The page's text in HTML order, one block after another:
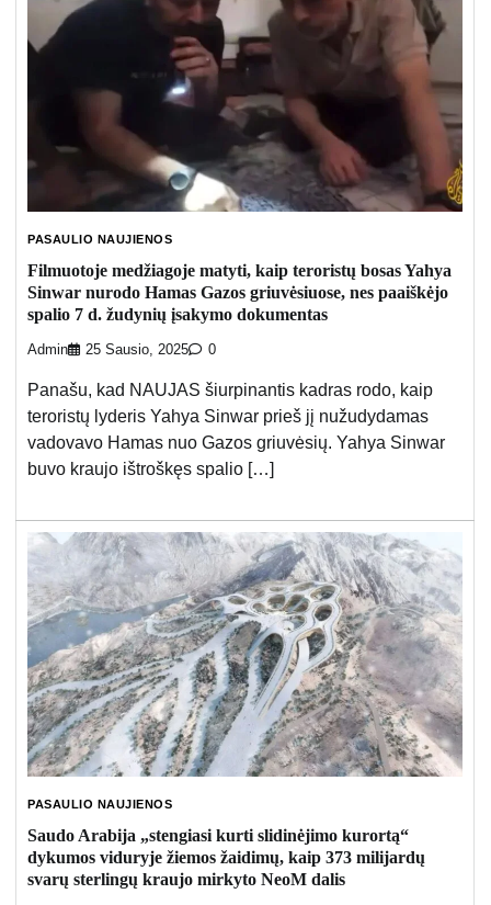
PASAULIO NAUJIENOS
Filmuotoje medžiagoje matyti, kaip teroristų bosas Yahya
Sinwar nurodo Hamas Gazos griuvėsiuose, nes paaiškėjo
spalio 7 d. žudynių įsakymo dokumentas
Admin 25 Sausio, 2025 0
Panašu, kad NAUJAS šiurpinantis kadras rodo, kaip
teroristų lyderis Yahya Sinwar prieš jį nužudydamas
vadovavo Hamas nuo Gazos griuvėsių. Yahya Sinwar
buvo kraujo ištroškęs spalio […]
PASAULIO NAUJIENOS
Saudo Arabija „stengiasi kurti slidinėjimo kurortą“
dykumos viduryje žiemos žaidimų, kaip 373 milijardų
svarų sterlingų kraujo mirkyto NeoM dalis